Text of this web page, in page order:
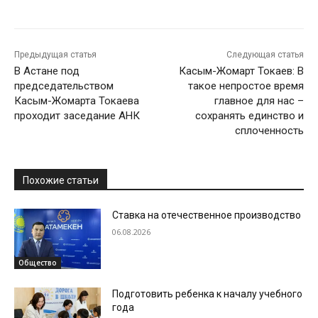
Предыдущая статья
В Астане под
председательством
Касым-Жомарта Токаева
проходит заседание АНК
Следующая статья
Касым-Жомарт Токаев: В
такое непростое время
главное для нас –
сохранять единство и
сплоченность
Похожие статьи
Общество
Ставка на отечественное производство
06.08.2026
Подготовить ребенка к началу учебного
года